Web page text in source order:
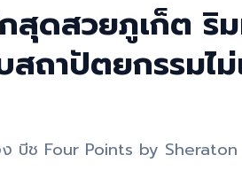
ดสวยภูเก็ต ริ
ถาปัตยกรรมไ
ง บีช Four Points by